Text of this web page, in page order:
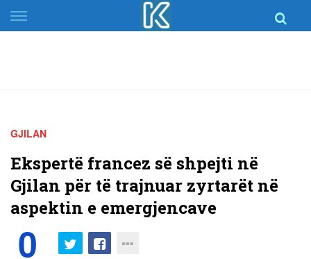
Skip
to
GJILAN
Ekspertë francez së shpejti në
Gjilan për të trajnuar zyrtarët në
aspektin e emergjencave
0